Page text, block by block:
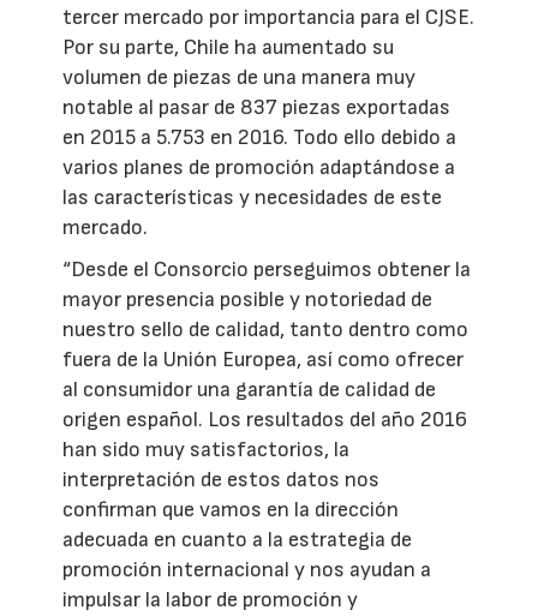
tercer mercado por importancia para el CJSE.
Por su parte, Chile ha aumentado su
volumen de piezas de una manera muy
notable al pasar de 837 piezas exportadas
en 2015 a 5.753 en 2016. Todo ello debido a
varios planes de promoción adaptándose a
las características y necesidades de este
mercado.
“Desde el Consorcio perseguimos obtener la
mayor presencia posible y notoriedad de
nuestro sello de calidad, tanto dentro como
fuera de la Unión Europea, así como ofrecer
al consumidor una garantía de calidad de
origen español. Los resultados del año 2016
han sido muy satisfactorios, la
interpretación de estos datos nos
confirman que vamos en la dirección
adecuada en cuanto a la estrategia de
promoción internacional y nos ayudan a
impulsar la labor de promoción y